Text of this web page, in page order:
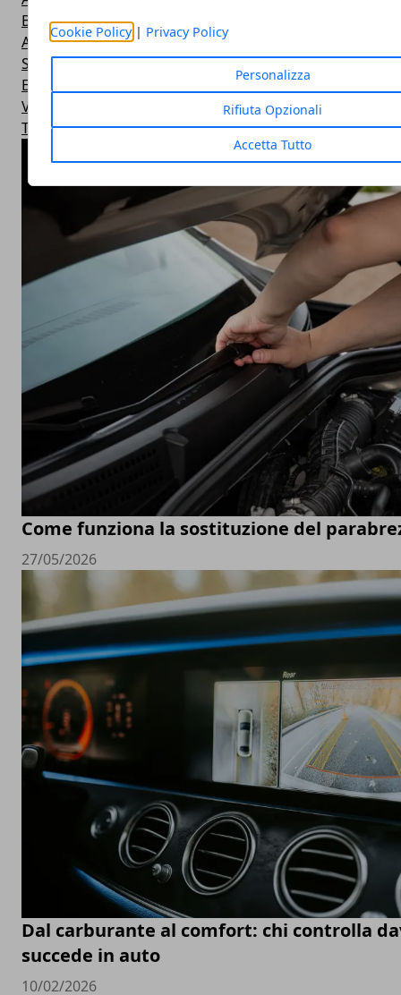
Cookie Policy| Privacy Policy
Personalizza
Rifiuta Opzionali
Accetta Tutto
Blog
Accessori
Storie e personaggi
Eventi
Video
Tuning
Come funziona la sostituzione del
27/05/2026
Dal carburante al comfort: chi controlla
succede in auto
10/02/2026